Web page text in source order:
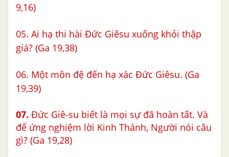
9,16)
05. Ai hạ thi hài Đức Giêsu xuống khỏi thập
giá? (Ga 19,38)
06. Một môn đệ đến hạ xác Đức Giêsu. (Ga
19,39)
07. Đức Giê-su biết là mọi sự đã hoàn tất. Và
để ứng nghiệm lời Kinh Thánh, Người nói câu
gì? (Ga 19,28)